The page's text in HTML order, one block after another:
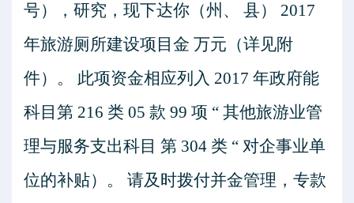
号），研究，现下达你（州、 县） 2017
年旅游厕所建设项目金 万元（详见附
件）。 此项资金相应列入 2017 年政府能
科目第 216 类 05 款 99 项 “ 其他旅游业管
理与服务支出科目 第 304 类 “ 对企事业单
位的补贴）。 请及时拨付并金管理，专款